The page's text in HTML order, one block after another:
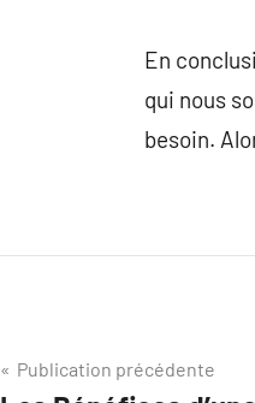
En
qui nous
besoin.
Navigation
Publication précédente